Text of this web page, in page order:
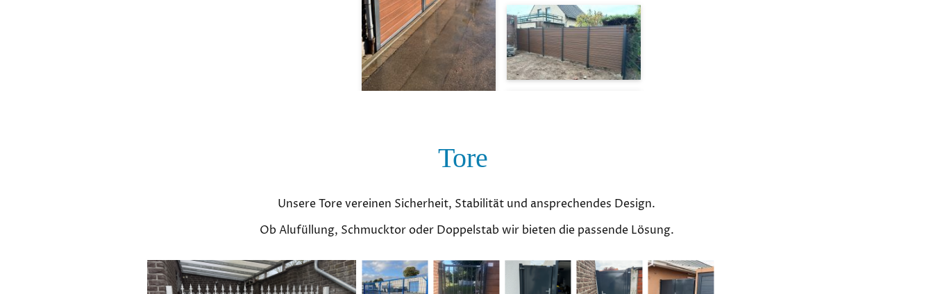
Tore
Unsere Tore vereinen Sicherheit, Stabilität und ansprechendes Design.
Ob Alufüllung, Schmucktor oder Doppelstab wir bieten die passende Lösung.